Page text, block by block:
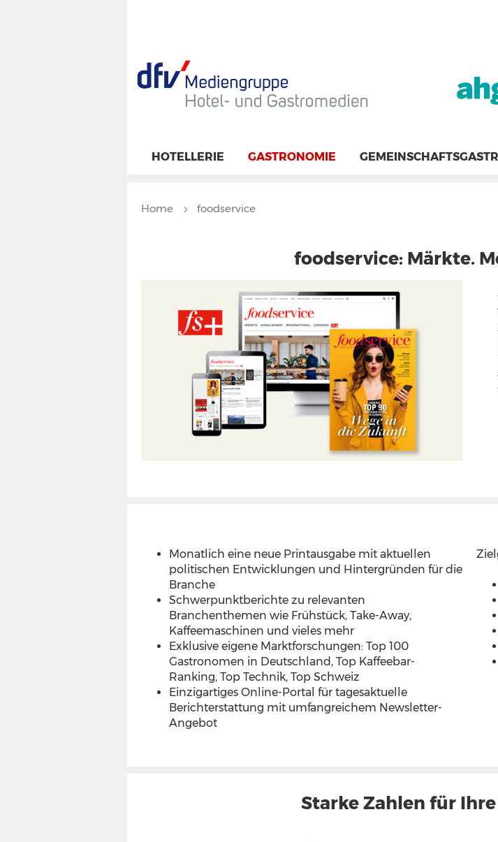
HOTELLERIE GASTRONOMIE
Home foodservice
foodservice: Märkte.
Monatlich eine neue Printausgabe mit aktuellen
politischen Entwicklungen und Hintergründen für die
Branche
Schwerpunktberichte zu relevanten
Branchenthemen wie Frühstück, Take-Away,
Kaffeemaschinen und vieles mehr
Exklusive eigene Marktforschungen: Top 100
Gastronomen in Deutschland, Top Kaffeebar-
Ranking, Top Technik, Top Schweiz
Einzigartiges Online-Portal für tagesaktuelle
Berichterstattung mit umfangreichem Newsletter-
Angebot
Starke Zahlen für